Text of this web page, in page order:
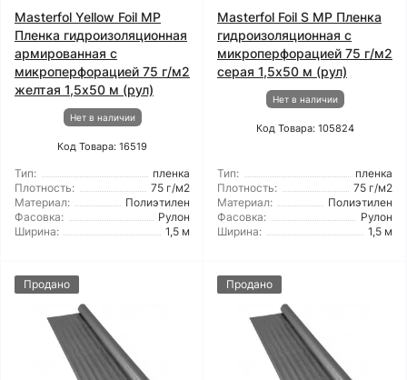
Masterfol Yellow Foil MP
Пленка гидроизоляционная
армированная с
микроперфорацией 75 г/м2
желтая 1,5x50 м (рул)
Нет в наличии
Код Товара: 16519
Тип:
пленка
Плотность:
75 г/м2
Материал:
Полиэтилен
Фасовка:
Рулон
Ширина:
1,5 м
Masterfol Foil S MP Пленка
гидроизоляционная с
микроперфорацией 75 г/м2
серая 1,5x50 м (рул)
Нет в наличии
Код Товара: 105824
Тип:
пленка
Плотность:
75 г/м2
Материал:
Полиэтилен
Фасовка:
Рулон
Ширина:
1,5 м
Продано Продано